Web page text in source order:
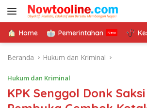
Langsung
Home Pemerintahan
Beranda Hukum dan Kriminal
Hukum dan Kriminal
KPK Senggol Donk